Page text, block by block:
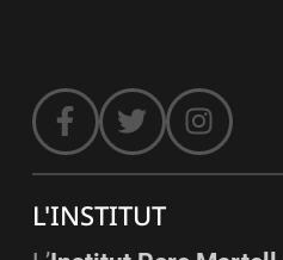
L'INSTITUT